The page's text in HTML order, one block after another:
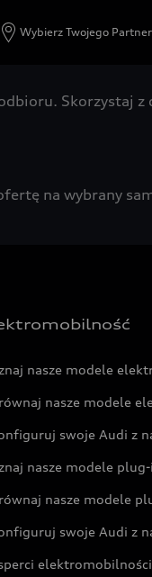
Wybierz Twojego
Skorzystaj z
na wybrany
nasze modele
nasze modele
swoje Audi z
nasze modele
nasze modele
swoje Audi z